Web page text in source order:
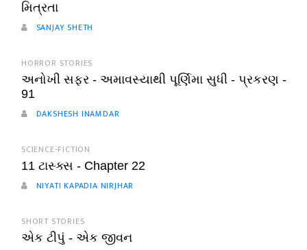
મિત્રતા
SANJAY SHETH
HORROR STORIES
અનોખી સફર - અમાવસ્યાથી પૂર્ણિમા સુધી - પ્રકરણ -
91
DAKSHESH INAMDAR
SCIENCE-FICTION
11 ટાસ્ક્સ - Chapter 22
NIYATI KAPADIA NIRJHAR
SHORT STORIES
એક ટીપું - એક જીવન